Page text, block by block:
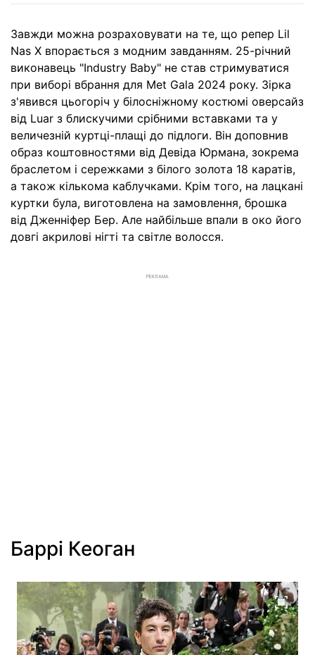
Завжди можна розраховувати на те, що репер Lil
Nas X впорається з модним завданням. 25-річний
виконавець "Industry Baby" не став стримуватися
при виборі вбрання для Met Gala 2024 року. Зірка
з'явився цьогоріч у білосніжному костюмі оверсайз
від Luar з блискучими срібними вставками та у
величезній куртці-плащі до підлоги. Він доповнив
образ коштовностями від Девіда Юрмана, зокрема
браслетом і сережками з білого золота 18 каратів,
а також кількома каблучками. Крім того, на лацкані
куртки була, виготовлена на замовлення, брошка
від Дженніфер Бер. Але найбільше впали в око його
довгі акрилові нігті та світле волосся.
РЕКЛАМА
Баррі Кеоган